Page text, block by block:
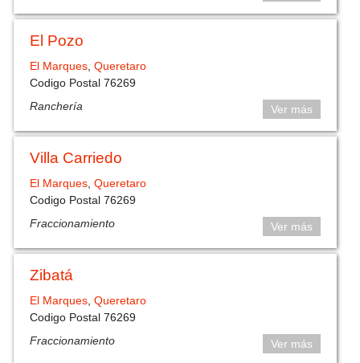
El Pozo
El Marques,Queretaro
Codigo Postal 76269
Ranchería
Ver más
Villa Carriedo
El Marques,Queretaro
Codigo Postal 76269
Fraccionamiento
Ver más
Zibatá
El Marques ,Queretaro
Codigo Postal 76269
Fraccionamiento
Ver más